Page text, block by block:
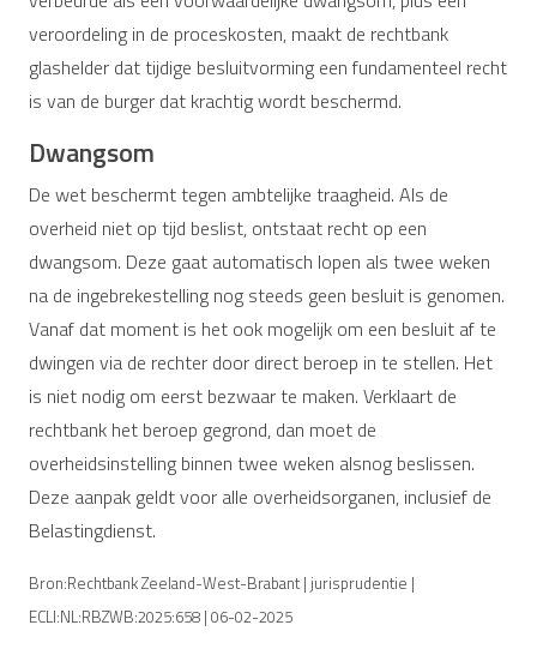
veroordeling in de proceskosten, maakt de rechtbank
glashelder dat tijdige besluitvorming een fundamenteel recht
is van de burger dat krachtig wordt beschermd.
Dwangsom
De wet beschermt tegen ambtelijke traagheid. Als de
overheid niet op tijd beslist, ontstaat recht op een
dwangsom. Deze gaat automatisch lopen als twee weken
na de ingebrekestelling nog steeds geen besluit is genomen.
Vanaf dat moment is het ook mogelijk om een besluit af te
dwingen via de rechter door direct beroep in te stellen. Het
is niet nodig om eerst bezwaar te maken. Verklaart de
rechtbank het beroep gegrond, dan moet de
overheidsinstelling binnen twee weken alsnog beslissen.
Deze aanpak geldt voor alle overheidsorganen, inclusief de
Belastingdienst.
Bron:Rechtbank Zeeland-West-Brabant | jurisprudentie |
ECLI:NL:RBZWB:2025:658 | 06-02-2025